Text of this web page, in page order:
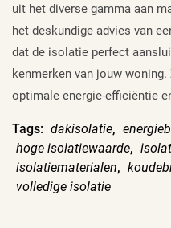
uit het diverse gamma aan
het deskundige advies van
dat de isolatie perfect
kenmerken van jouw
optimale energie-efficiëntie
Tags: dakisolatie,
hoge isolatiewaarde,
isolatiematerialen,
volledige isolatie